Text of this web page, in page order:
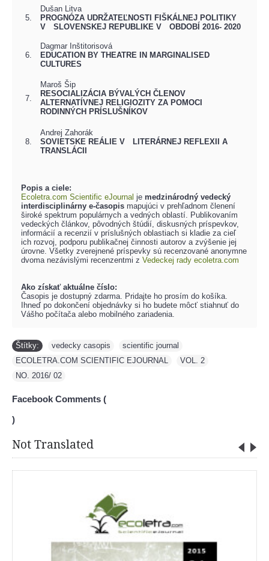
5.
Dušan Litva
PROGNÓZA UDRŽATEĽNOSTI FIŠKÁLNEJ POLITIKY
V SLOVENSKEJ REPUBLIKE V OBDOBÍ 2016- 2020
6.
Dagmar Inštitorisová
EDUCATION BY THEATRE IN MARGINALISED
CULTURES
7.
Maroš Šip
RESOCIALIZÁCIA BÝVALÝCH ČLENOV
ALTERNATÍVNEJ RELIGIOZITY ZA POMOCI
RODINNÝCH PRÍSLUŠNÍKOV
8.
Andrej Zahorák
SOVIETSKE REÁLIE V LITERÁRNEJ REFLEXII A
TRANSLÁCII
Popis a ciele:
Ecoletra.com Scientific eJournal je medzinárodný vedecký
interdisciplinárny e-časopis mapujúci v prehľadnom členení
široké spektrum populárnych a vedných oblastí. Publikovaním
vedeckých článkov, pôvodných štúdií, diskusných príspevkov,
informácií a recenzií v príslušných oblastiach si kladie za cieľ
ich rozvoj, podporu publikačnej činnosti autorov a zvýšenie jej
úrovne. Všetky zverejnené príspevky sú recenzované anonymne
dvoma nezávislými recenzentmi z Vedeckej rady ecoletra.com
Ako získať aktuálne číslo:
Časopis je dostupný zdarma. Pridajte ho prosím do košíka.
Ihneď po dokončení objednávky si ho budete môcť stiahnuť do
Vášho počítača alebo mobilného zariadenia.
Štítky: vedecky casopis scientific journal
ECOLETRA.COM SCIENTIFIC EJOURNAL
VOL. 2
NO. 2016/ 02
Facebook Comments (
)
Not Translated